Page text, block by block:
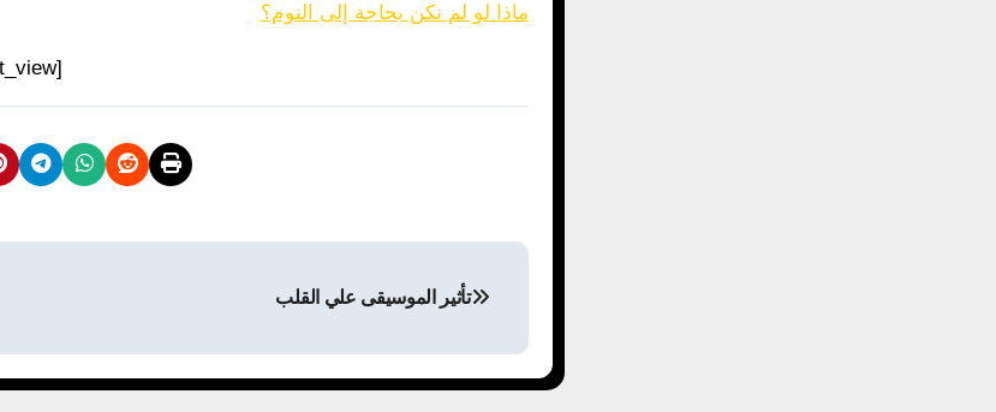
ماذا لو لم نكن بحاجة إلى النوم؟
تأثير الموسيقى علي القلب